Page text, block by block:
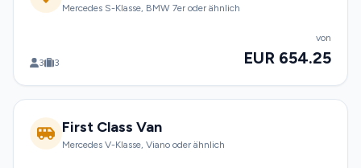
Mercedes S-Klasse, BMW 7er oder ähnlich
3 3
von
EUR 654.25
First Class Van
Mercedes V-Klasse, Viano oder ähnlich